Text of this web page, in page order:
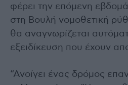
φέρει την επόμενη
στη Βουλή νομοθετική
θα αναγνωρίζεται
εξειδίκευση που έχουν
“Ανοίγει ένας δρόμος